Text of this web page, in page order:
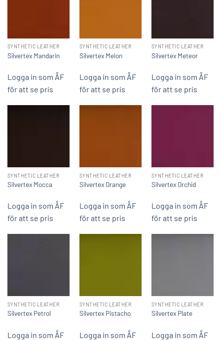
SYNTHETIC LEATHER
Silvertex Mandarin
Logga in som ÅF
för att se pris
SYNTHETIC LEATHER
Silvertex Melon
Logga in som ÅF
för att se pris
SYNTHETIC LEATHER
Silvertex Meteor
Logga in som ÅF
för att se pris
SYNTHETIC LEATHER
Silvertex Mocca
Logga in som ÅF
för att se pris
SYNTHETIC LEATHER
Silvertex Orange
Logga in som ÅF
för att se pris
SYNTHETIC LEATHER
Silvertex Orchid
Logga in som ÅF
för att se pris
SYNTHETIC LEATHER
Silvertex Petrol
Logga in som ÅF
SYNTHETIC LEATHER
Silvertex Pistacho
Logga in som ÅF
SYNTHETIC LEATHER
Silvertex Plate
Logga in som ÅF